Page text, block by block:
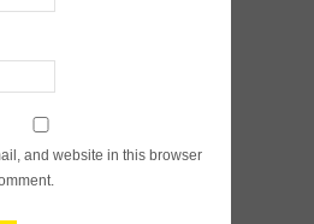
and website in this browser